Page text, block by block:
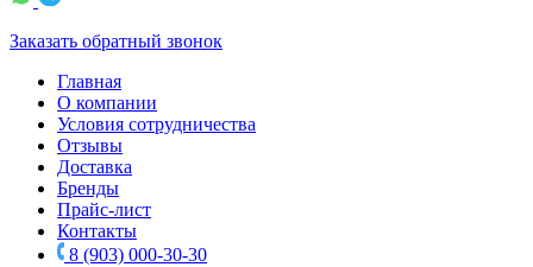
Заказать обратный звонок
Главная
О компании
Условия сотрудничества
Отзывы
Доставка
Бренды
Прайс-лист
Контакты
8 (903) 000-30-30